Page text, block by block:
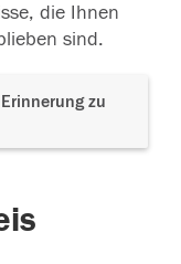
die Ihnen
sind.
zu